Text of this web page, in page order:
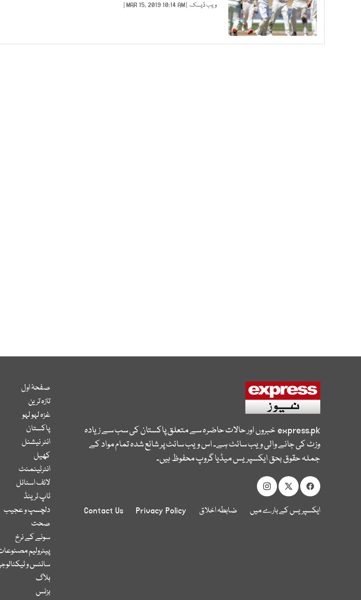
ویب ڈیسک | MAR 15, 2019 10:14 AM |
express.pkخبروں اور حالات حاضرہ سے متعلق پاکستان کی سب سے زیادہ
وزٹ کی جانے والی ویب سائٹ ہے۔ اس ویب سائٹ پر شائع شدہ تمام مواد کے
جملہ حقوق بحق ایکسپریس میڈیا گروپ محفوظ ہیں۔
ایکسپریس کے بارے میں ضابطہ اخلاق Privacy Policy
Contact Us
صفحۂ اول
تازہ ترین
غزہ لہو لہو
پاکستان
انٹر نیشنل
کھیل
انٹرٹینمنٹ
لائف اسٹائل
ٹاپ ٹرینڈ
دلچسپ و عجیب
صحت
سونے کے نرخ
پیٹرولیم
سائنس و
بلاگ
بزنس